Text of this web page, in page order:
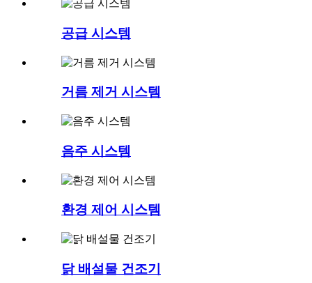
공급 시스템
거름 제거 시스템
음주 시스템
환경 제어 시스템
닭 배설물 건조기